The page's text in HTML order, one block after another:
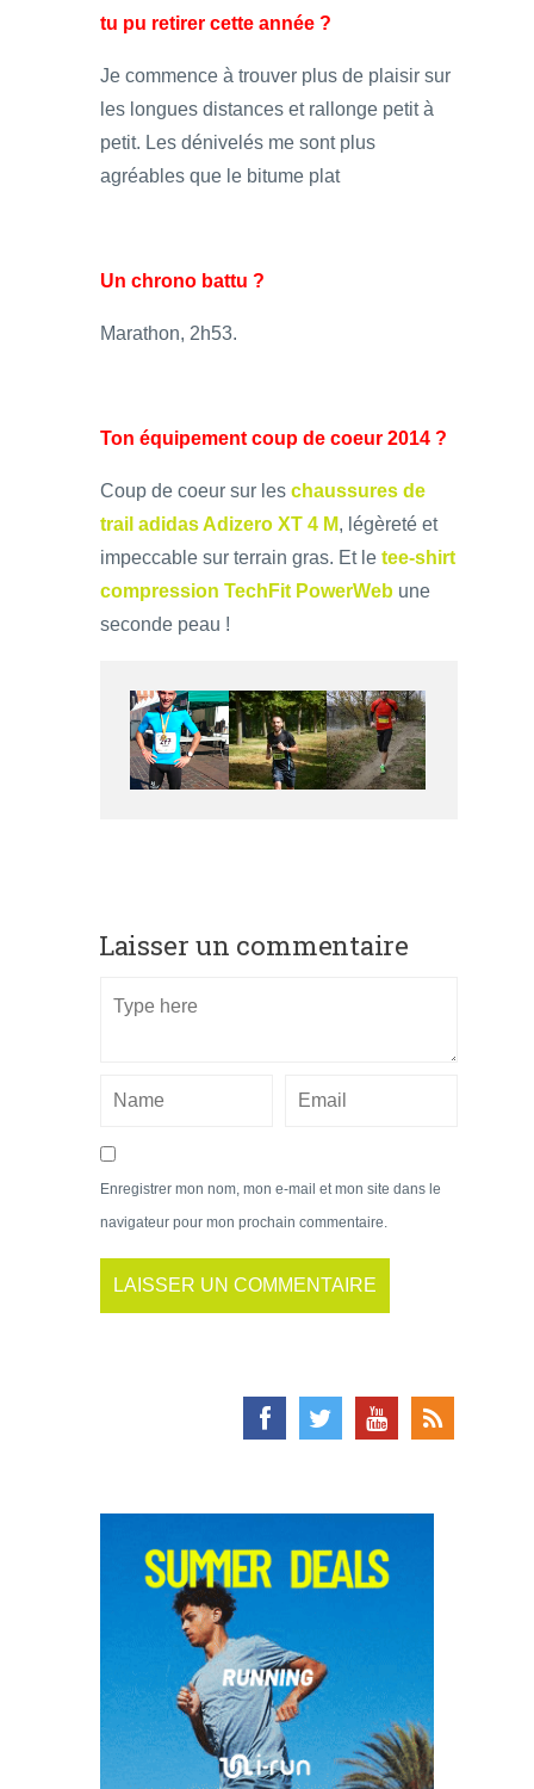
tu pu retirer cette année ?
Je commence à trouver plus de plaisir sur
les longues distances et rallonge petit à
petit. Les dénivelés me sont plus
agréables que le bitume plat
Un chrono battu ?
Marathon, 2h53.
Ton équipement coup de coeur 2014 ?
Coup de coeur sur les chaussures de
trail adidas Adizero XT 4 M, légèreté et
impeccable sur terrain gras. Et le tee-shirt
compression TechFit PowerWeb une
seconde peau !
Laisser un commentaire
Enregistrer mon nom, mon e-mail et mon site dans le
navigateur pour mon prochain commentaire.